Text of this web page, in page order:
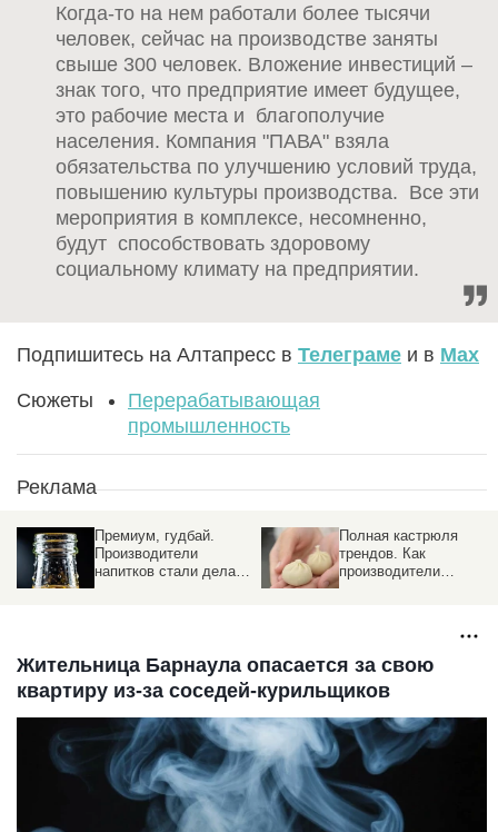
Когда-то на нем работали более тысячи
человек, сейчас на производстве заняты
свыше 300 человек. Вложение инвестиций –
знак того, что предприятие имеет будущее,
это рабочие места и благополучие
населения. Компания "ПАВА" взяла
обязательства по улучшению условий труда,
повышению культуры производства. Все эти
мероприятия в комплексе, несомненно,
будут способствовать здоровому
социальному климату на предприятии.
Подпишитесь на Алтапресс в Телеграме и в Max
Сюжеты
Перерабатывающая
промышленность
Реклама
Премиум, гудбай.
Производители
напитков стали делать
Полная кастрюля
трендов. Как
производители
Жительница Барнаула опасается за свою
квартиру из-за соседей-курильщиков